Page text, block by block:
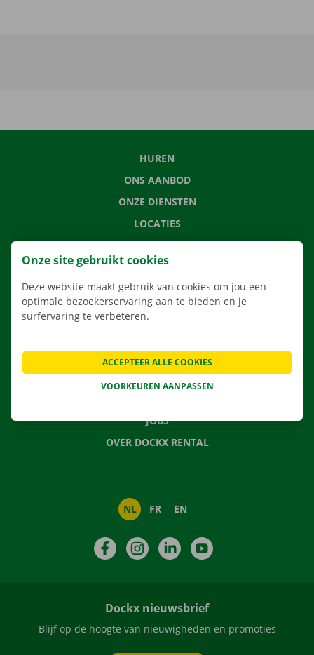
HUREN
ONS AANBOD
ONZE DIENSTEN
LOCATIES
APP
VERHUISOPLOSSINGEN
VEELGESTELDE VRAGEN
NIEUWS
JOBS
OVER DOCKX RENTAL
NL FR EN
FacebookInstagramLinkedIn
Dockx nieuwsbrief
Blijf op de hoogte van nieuwigheden en promoties
Onze site gebruikt cookies
Deze website maakt gebruik van cookies om jou een
optimale bezoekerservaring aan te bieden en je
surfervaring te verbeteren.
VOORKEUREN AANPASSEN
ACCEPTEER ALLE COOKIES